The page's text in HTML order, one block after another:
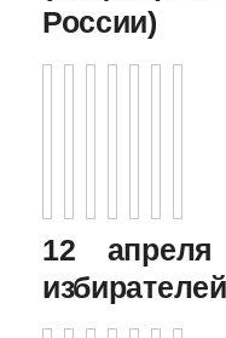
России)
12